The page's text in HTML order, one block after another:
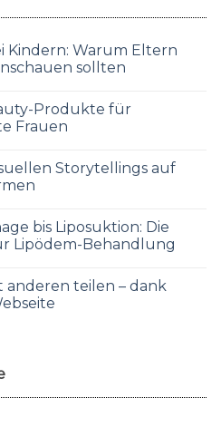
Kindern: Warum Eltern
sollten
Produkte für
Frauen
Storytellings auf
bis Liposuktion: Die
Lipödem-Behandlung
anderen teilen – dank